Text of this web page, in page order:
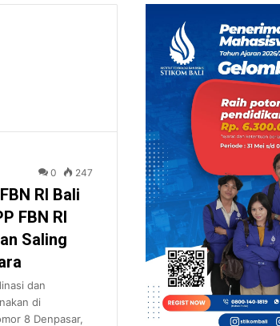
0 247
RI Bali
FBN RI
Saling
dan
di
8 Denpasar,